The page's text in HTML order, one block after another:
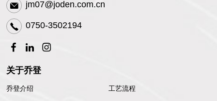
jm07@joden.com.cn
0750-3502194
关于乔登
乔登介绍 工艺流程